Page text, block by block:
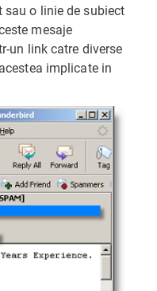
sau o linie de subiect
mesaje
un link catre diverse
implicate in